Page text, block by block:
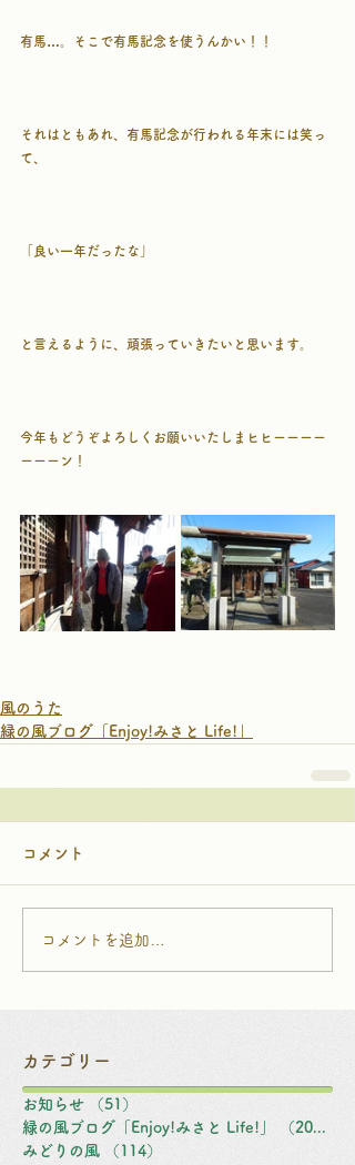
有馬…。そこで有馬記念を使うんかい！！
それはともあれ、有馬記念が行われる年末には笑っ
て、
「良い一年だったな」
と言えるように、頑張っていきたいと思います。
今年もどうぞよろしくお願いいたしまヒヒーーーー
ーーーン！
風のうた
緑の風ブログ「Enjoy!みさと Life!」
コメント
コメントを追加…
カテゴリー
お知らせ （51）
緑の風ブログ「Enjoy!みさと Life!」
（203）
みどりの風
（114）